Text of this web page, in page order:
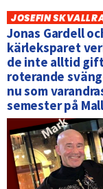
JOSEFIN
Jonas Gardell
kärleksparet
de inte alltid
roterande
nu som
semester på